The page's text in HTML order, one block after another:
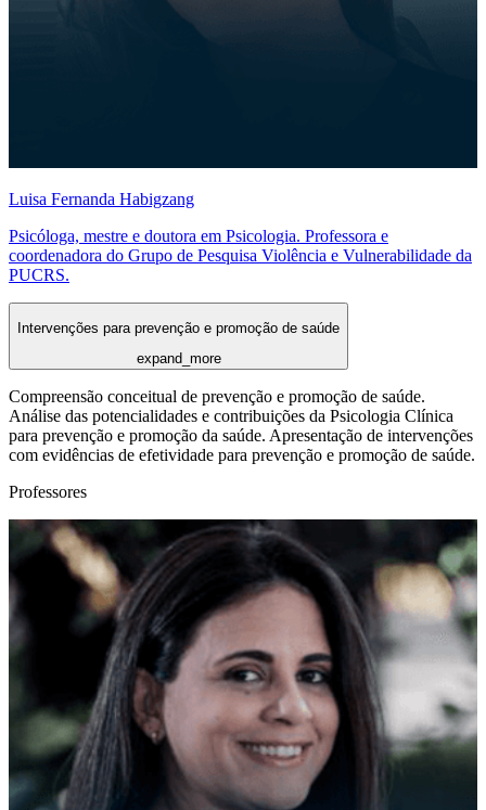
Luisa Fernanda Habigzang
Psicóloga, mestre e doutora em Psicologia. Professora e
coordenadora do Grupo de Pesquisa Violência e Vulnerabilidade da
PUCRS.
Intervenções para prevenção e promoção de saúde
expand_more
Compreensão conceitual de prevenção e promoção de saúde.
Análise das potencialidades e contribuições da Psicologia Clínica
para prevenção e promoção da saúde. Apresentação de intervenções
com evidências de efetividade para prevenção e promoção de saúde.
Professores